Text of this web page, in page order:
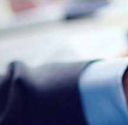
防火门、防火窗系列
行业新闻
时事聚焦